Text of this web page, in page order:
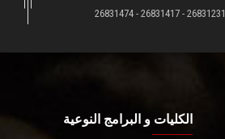
26831231 - 26831417 - 26831474
الكليات و البرامج النوعية